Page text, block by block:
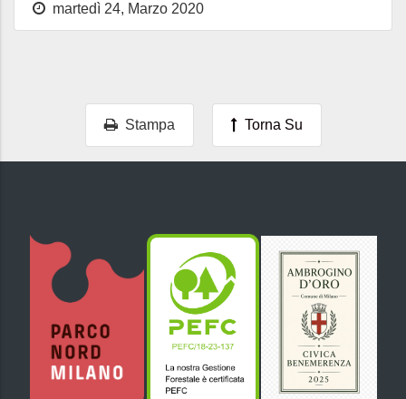
martedì 24, Marzo 2020
Stampa Torna Su